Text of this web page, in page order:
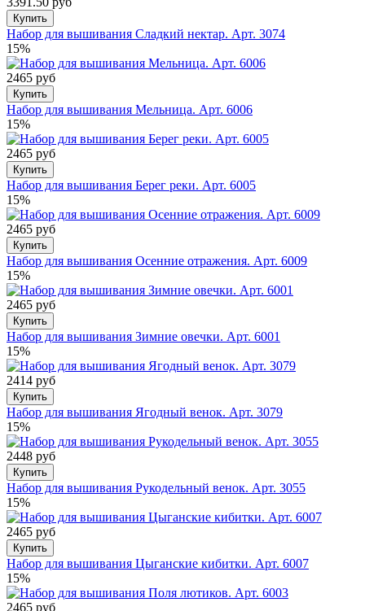
Купить
Набор для вышивания Сладкий нектар. Арт. 3074
15%
2465 руб
Купить
Набор для вышивания Мельница. Арт. 6006
15%
2465 руб
Купить
Набор для вышивания Берег реки. Арт. 6005
15%
2465 руб
Купить
Набор для вышивания Осенние отражения. Арт. 6009
15%
2465 руб
Купить
Набор для вышивания Зимние овечки. Арт. 6001
15%
2414 руб
Купить
Набор для вышивания Ягодный венок. Арт. 3079
15%
2448 руб
Купить
Набор для вышивания Рукодельный венок. Арт. 3055
15%
2465 руб
Купить
Набор для вышивания Цыганские кибитки. Арт. 6007
15%
2465 руб